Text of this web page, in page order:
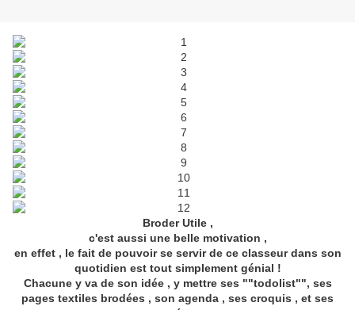
Broder Utile ,
c'est aussi une belle motivation ,
en effet , le fait de pouvoir se servir de ce classeur dans son
quotidien est tout simplement génial !
Chacune y va de son idée , y mettre ses ""todolist"", ses
pages textiles brodées , son agenda , ses croquis , et ses